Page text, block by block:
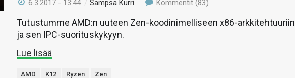
6.3.2017 - 13:44 /Sampsa Kurri Kommentit (83)
Tutustumme AMD:n uuteen Zen-koodinimelliseen x86-arkkitehtuuriin
ja sen IPC-suorituskykyyn.
Lue lisää
AMD K12 Ryzen Zen